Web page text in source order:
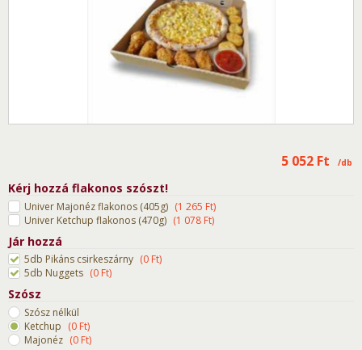
5 052 Ft /db
Kérj hozzá flakonos szószt!
Univer Majonéz flakonos (405g) (1 265 Ft)
Univer Ketchup flakonos (470g) (1 078 Ft)
Jár hozzá
5db Pikáns csirkeszárny (0 Ft)
5db Nuggets (0 Ft)
Szósz
Szósz nélkül
Ketchup (0 Ft)
Majonéz (0 Ft)